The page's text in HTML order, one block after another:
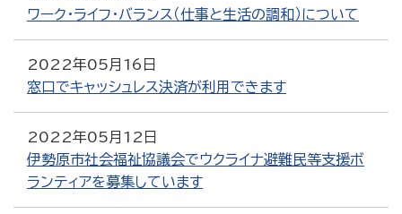
ワーク・ライフ・バランス（仕事と生活の調和）について
2022年05月16日
窓口でキャッシュレス決済が利用できます
2022年05月12日
伊勢原市社会福祉協議会でウクライナ避難民等支援ボ
ランティアを募集しています